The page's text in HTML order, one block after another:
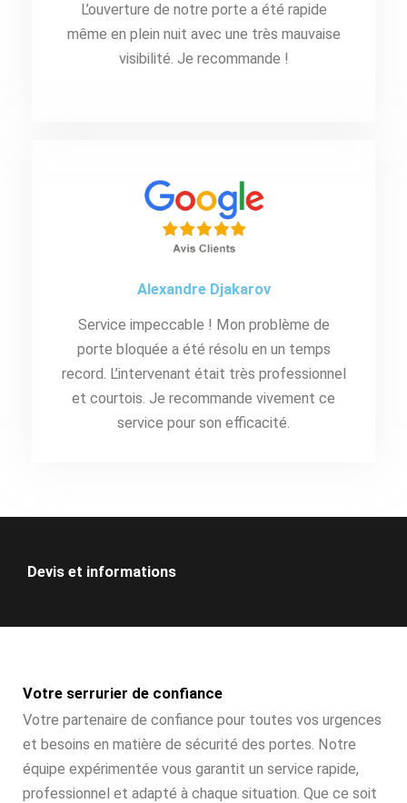
L’ouverture de notre porte a été rapide
même en plein nuit avec une très mauvaise
visibilité. Je recommande !
Alexandre Djakarov
Service impeccable ! Mon problème de
porte bloquée a été résolu en un temps
record. L’intervenant était très professionnel
et courtois. Je recommande vivement ce
service pour son efficacité.
Devis et informations
Votre serrurier de confiance
Votre partenaire de confiance pour toutes vos urgences
et besoins en matière de sécurité des portes. Notre
équipe expérimentée vous garantit un service rapide,
professionnel et adapté à chaque situation. Que ce soit